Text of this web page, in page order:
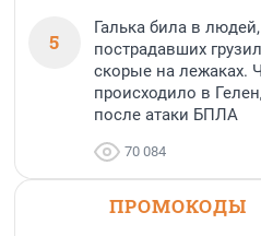
5
Галька била в людей,
пострадавших
скорые на лежаках.
происходило в
после атаки БПЛА
70 084
ПРОМОКОДЫ